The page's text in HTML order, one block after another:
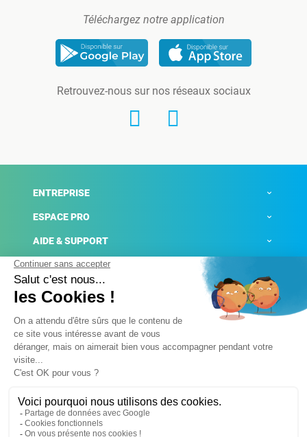
Téléchargez notre application
Retrouvez-nous sur nos réseaux sociaux
ENTREPRISE
ESPACE PRO
AIDE & SUPPORT
ACTUALITÉS
Mentions légales
Conditions générales de ventes